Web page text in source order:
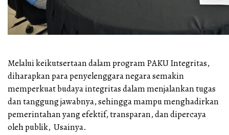
Melalui keikutsertaan dalam program PAKU Integritas,
diharapkan para penyelenggara negara semakin
memperkuat budaya integritas dalam menjalankan tugas
dan tanggung jawabnya, sehingga mampu menghadirkan
pemerintahan yang efektif, transparan, dan dipercaya
oleh publik, Usainya.